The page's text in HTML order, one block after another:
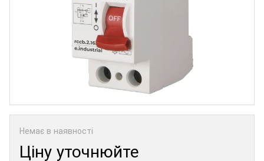
Немає в наявності
Ціну уточнюйте